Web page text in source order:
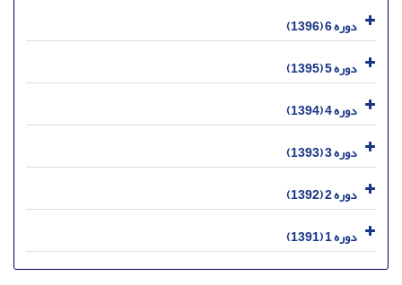
دوره 6 (1396)
دوره 5 (1395)
دوره 4 (1394)
دوره 3 (1393)
دوره 2 (1392)
دوره 1 (1391)